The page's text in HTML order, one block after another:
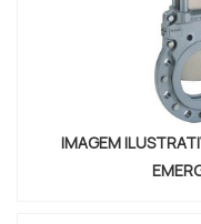
IMAGEM